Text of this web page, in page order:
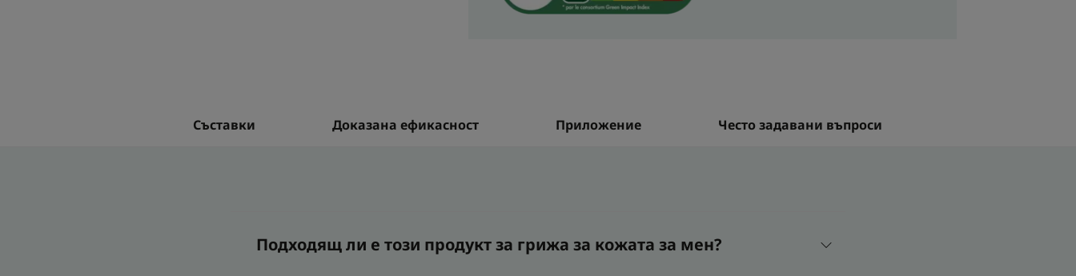
*В съответствие със стандарт 301В OECD
Съставки Доказана ефикасност Приложение Често задавани въпроси
Подходящ ли е този продукт за грижа за кожата за мен?